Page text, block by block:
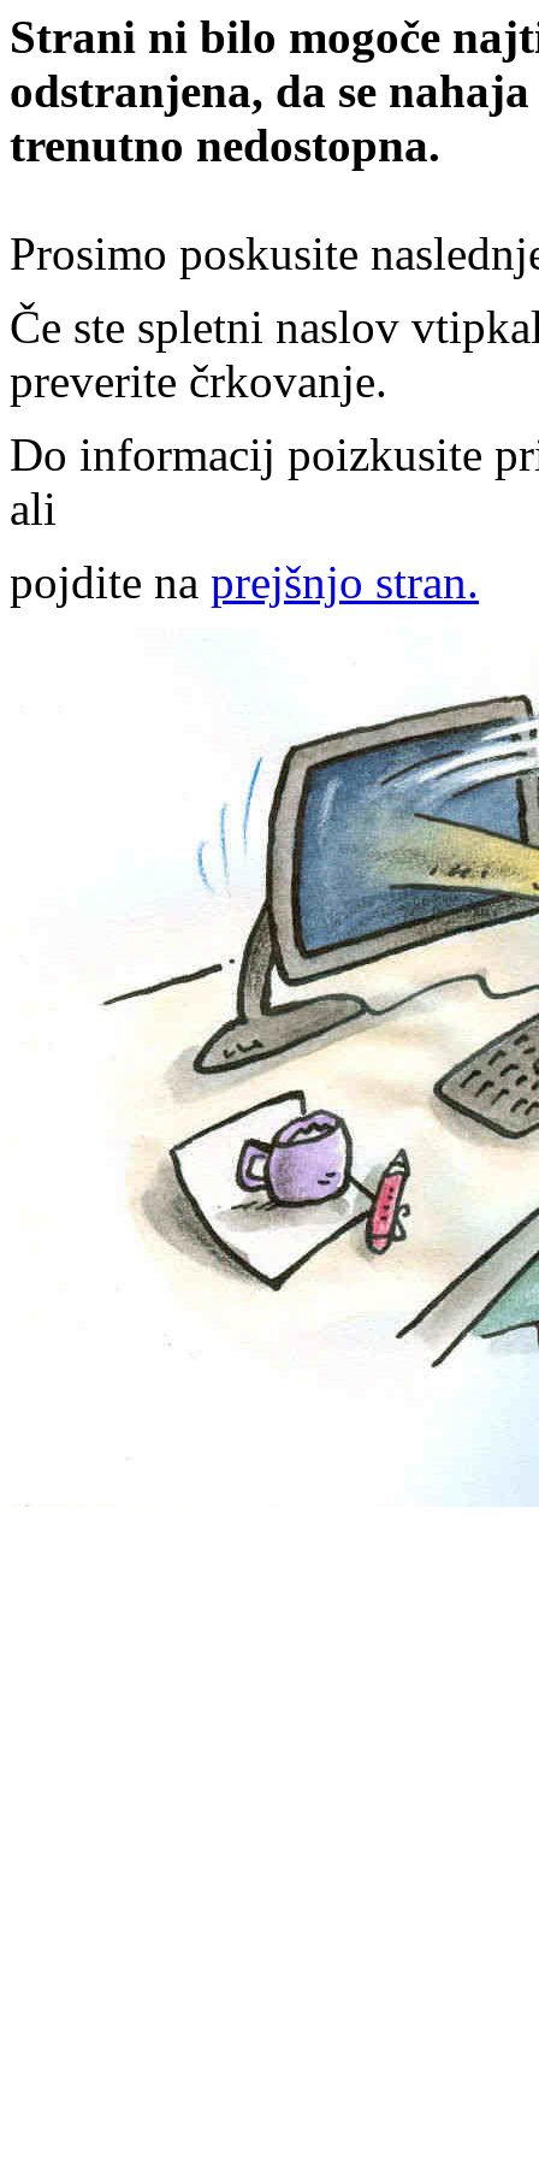
Strani ni bilo mogoče
odstranjena, da se
trenutno nedostopna.
Prosimo poskusite
Če ste spletni naslov
preverite črkovanje.
Do informacij poizkusite
ali
pojdite na prejšnjo stran.